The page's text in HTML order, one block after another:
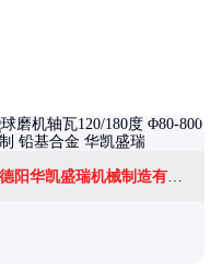
德阳华凯盛瑞机械制造有限公司